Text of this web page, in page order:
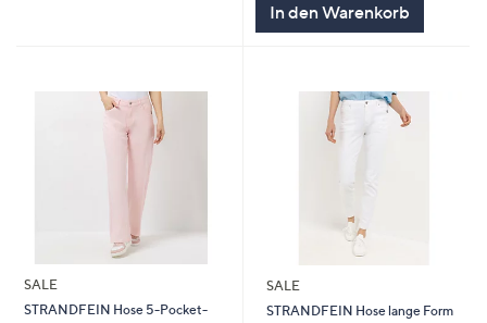
In den Warenkorb
SALE
STRANDFEIN Hose 5-Pocket-
SALE
STRANDFEIN Hose lange Form